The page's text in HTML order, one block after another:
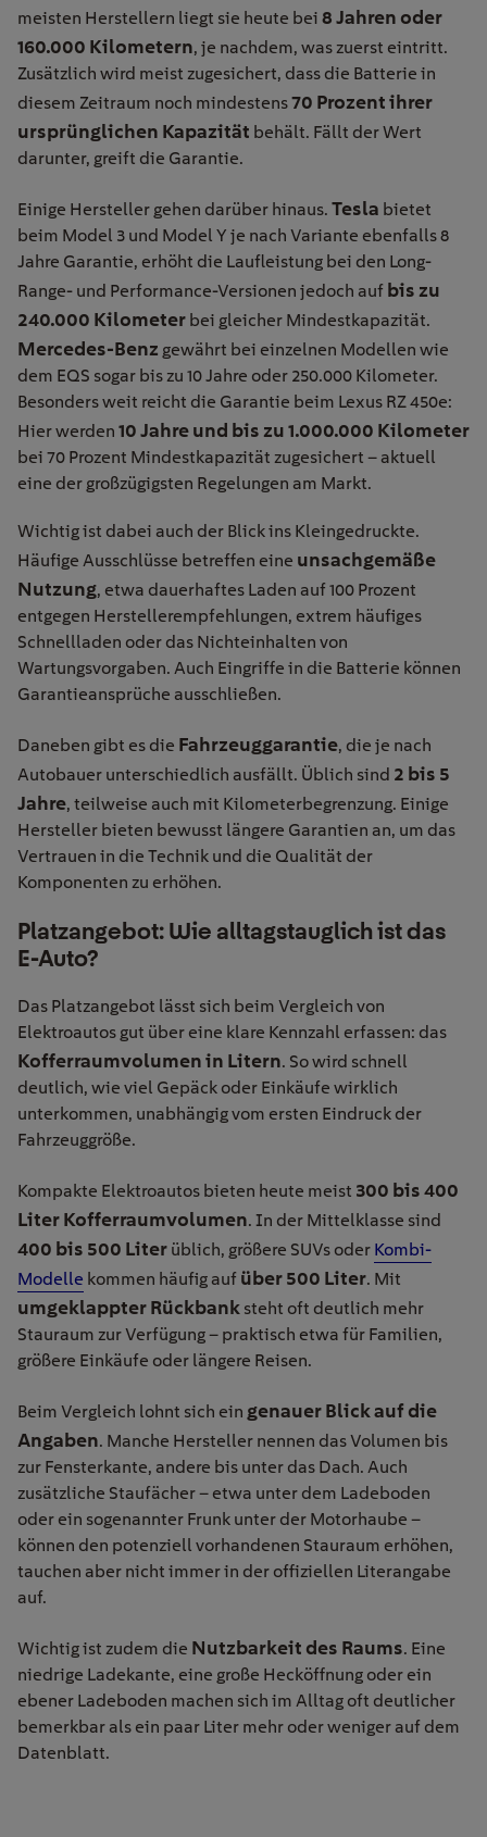
meisten Herstellern liegt sie heute bei 8 Jahren oder
160.000 Kilometern, je nachdem, was zuerst eintritt.
Zusätzlich wird meist zugesichert, dass die Batterie in
diesem Zeitraum noch mindestens70 Prozent ihrer
ursprünglichen Kapazität behält. Fällt der Wert
darunter, greift die Garantie.
Einige Hersteller gehen darüber hinaus. Tesla bietet
beim Model 3 und Model Y je nach Variante ebenfalls 8
Jahre Garantie, erhöht die Laufleistung bei den Long-
Range- und Performance-Versionen jedoch auf bis zu
240.000 Kilometer bei gleicher Mindestkapazität.
Mercedes-Benz gewährt bei einzelnen Modellen wie
dem EQS sogar bis zu 10 Jahre oder 250.000 Kilometer.
Besonders weit reicht die Garantie beim Lexus RZ 450e:
Hier werden 10 Jahre und bis zu 1.000.000 Kilometer
bei 70 Prozent Mindestkapazität zugesichert – aktuell
eine der großzügigsten Regelungen am Markt.
Wichtig ist dabei auch der Blick ins Kleingedruckte.
Häufige Ausschlüsse betreffen eine unsachgemäße
Nutzung, etwa dauerhaftes Laden auf 100 Prozent
entgegen Herstellerempfehlungen, extrem häufiges
Schnellladen oder das Nichteinhalten von
Wartungsvorgaben. Auch Eingriffe in die Batterie können
Garantieansprüche ausschließen.
Daneben gibt es die Fahrzeuggarantie, die je nach
Autobauer unterschiedlich ausfällt. Üblich sind 2 bis 5
Jahre, teilweise auch mit Kilometerbegrenzung. Einige
Hersteller bieten bewusst längere Garantien an, um das
Vertrauen in die Technik und die Qualität der
Komponenten zu erhöhen.
Platzangebot: Wie alltagstauglich ist das
E-Auto?
Das Platzangebot lässt sich beim Vergleich von
Elektroautos gut über eine klare Kennzahl erfassen: das
Kofferraumvolumen in Litern. So wird schnell
deutlich, wie viel Gepäck oder Einkäufe wirklich
unterkommen, unabhängig vom ersten Eindruck der
Fahrzeuggröße.
Kompakte Elektroautos bieten heute meist 300 bis 400
Liter Kofferraumvolumen. In der Mittelklasse sind
400 bis 500 Liter üblich, größere SUVs oder Kombi-
Modelle kommen häufig auf über 500 Liter. Mit
umgeklappter Rückbank steht oft deutlich mehr
Stauraum zur Verfügung – praktisch etwa für Familien,
größere Einkäufe oder längere Reisen.
Beim Vergleich lohnt sich ein genauer Blick auf die
Angaben. Manche Hersteller nennen das Volumen bis
zur Fensterkante, andere bis unter das Dach. Auch
zusätzliche Staufächer – etwa unter dem Ladeboden
oder ein sogenannter Frunk unter der Motorhaube –
können den potenziell vorhandenen Stauraum erhöhen,
tauchen aber nicht immer in der offiziellen Literangabe
auf.
Wichtig ist zudem die Nutzbarkeit des Raums. Eine
niedrige Ladekante, eine große Hecköffnung oder ein
ebener Ladeboden machen sich im Alltag oft deutlicher
bemerkbar als ein paar Liter mehr oder weniger auf dem
Datenblatt.